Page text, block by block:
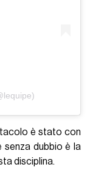
è stato con
senza dubbio è la
disciplina.